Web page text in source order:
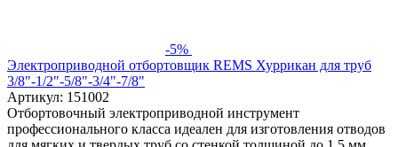
-5%
Электроприводной отбортовщик REMS Хуррикан для труб
3/8"-1/2"-5/8"-3/4"-7/8"
Артикул: 151002
Отбортовочный электроприводной инструмент
профессионального класса идеален для изготовления отводов